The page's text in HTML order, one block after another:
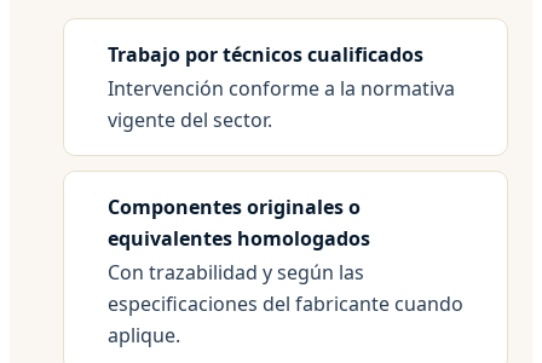
Trabajo por técnicos cualificados
Intervención conforme a la normativa
vigente del sector.
Componentes originales o
equivalentes homologados
Con trazabilidad y según las
especificaciones del fabricante cuando
aplique.